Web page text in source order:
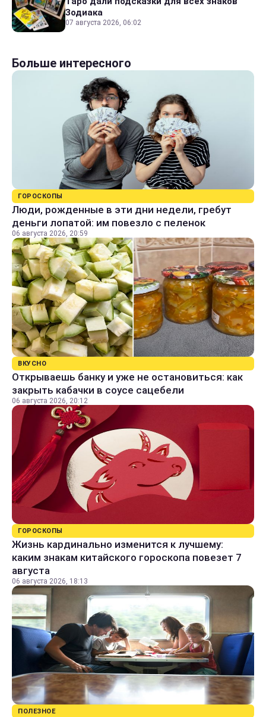
Зодиака
07 августа 2026, 06:02
Больше интересного
ГОРОСКОПЫ
Люди, рожденные в эти дни недели, гребут
деньги лопатой: им повезло с пеленок
06 августа 2026, 20:59
ВКУСНО
Открываешь банку и уже не остановиться: как
закрыть кабачки в соусе сацебели
06 августа 2026, 20:12
ГОРОСКОПЫ
Жизнь кардинально изменится к лучшему:
каким знакам китайского гороскопа повезет 7
августа
06 августа 2026, 18:13
ПОЛЕЗНОЕ